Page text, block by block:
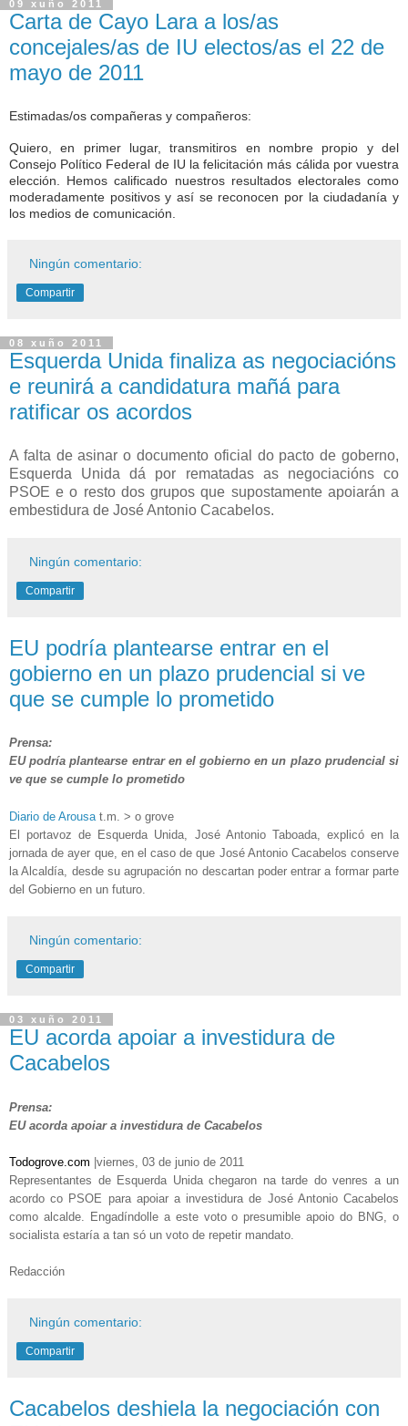
09 xuño 2011
Carta de Cayo Lara a los/as
concejales/as de IU electos/as el 22 de
mayo de 2011
Estimadas/os compañeras y compañeros:
Quiero, en primer lugar, transmitiros en nombre propio y del
Consejo Político Federal de IU la felicitación más cálida por vuestra
elección. Hemos calificado nuestros resultados electorales como
moderadamente positivos y así se reconocen por la ciudadanía y
los medios de comunicación.
Ningún comentario:
Compartir
08 xuño 2011
Esquerda Unida finaliza as negociacións
e reunirá a candidatura mañá para
ratificar os acordos
A falta de asinar o documento oficial do pacto de goberno,
Esquerda Unida dá por rematadas as negociacións co
PSOE e o resto dos grupos que supostamente apoiarán a
embestidura de José Antonio Cacabelos.
Ningún comentario:
Compartir
EU podría plantearse entrar en el
gobierno en un plazo prudencial si ve
que se cumple lo prometido
Prensa:
EU podría plantearse entrar en el gobierno en un plazo prudencial si
ve que se cumple lo prometido
Diario de Arousat.m. > o grove
El portavoz de Esquerda Unida, José Antonio Taboada, explicó en la
jornada de ayer que, en el caso de que José Antonio Cacabelos conserve
la Alcaldía, desde su agrupación no descartan poder entrar a formar parte
del Gobierno en un futuro.
Ningún comentario:
Compartir
03 xuño 2011
EU acorda apoiar a investidura de
Cacabelos
Prensa:
EU acorda apoiar a investidura de Cacabelos
Todogrove.com viernes, 03 de junio de 2011
Representantes de Esquerda Unida chegaron na tarde do venres a un
acordo co PSOE para apoiar a investidura de José Antonio Cacabelos
como alcalde. Engadíndolle a este voto o presumible apoio do BNG, o
socialista estaría a tan só un voto de repetir mandato.
Redacción
Ningún comentario:
Compartir
Cacabelos deshiela la negociación con